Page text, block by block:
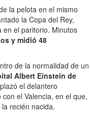
la pelota en el mismo
la Copa del Rey,
en el paritorio. Minutos
y midió 48
de la normalidad de un
Albert Einstein de
el delantero
el Valencia, en el que,
recién nacida.